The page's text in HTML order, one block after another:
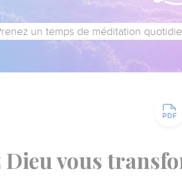
un temps de méditation
Dieu vous